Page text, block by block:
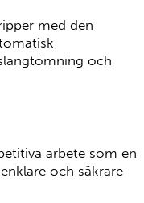
med den
och
arbete som en
och säkrare